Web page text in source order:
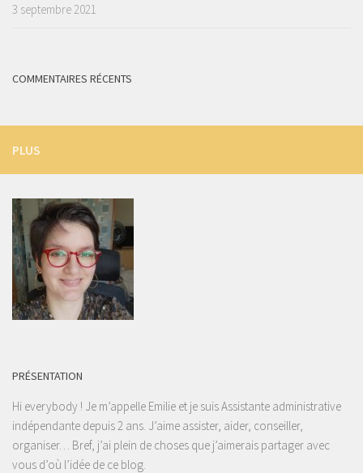
3 septembre 2021
COMMENTAIRES RÉCENTS
PLUS
PRÉSENTATION
Hi everybody ! Je m’appelle Emilie et je suis Assistante administrative
indépendante depuis 2 ans. J’aime assister, aider, conseiller,
organiser… Bref, j’ai plein de choses que j’aimerais partager avec
vous d’où l’idée de ce blog.